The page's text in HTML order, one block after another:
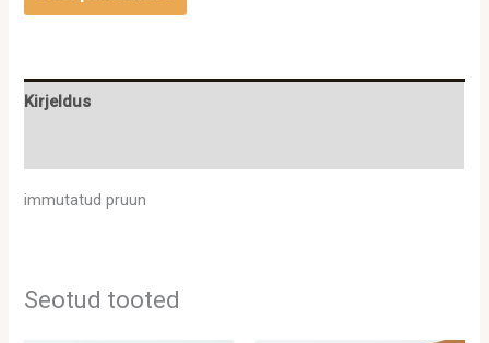
Kirjeldus
immutatud pruun
Seotud tooted